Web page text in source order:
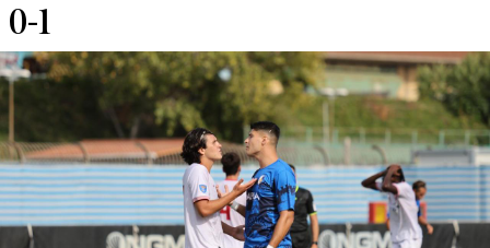
0-1